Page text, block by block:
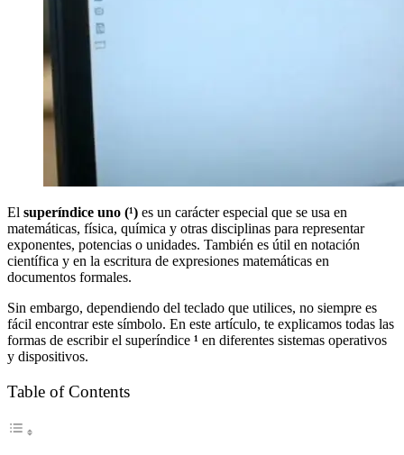
El superíndice uno (¹) es un carácter especial que se usa en
matemáticas, física, química y otras disciplinas para representar
exponentes, potencias o unidades. También es útil en notación
científica y en la escritura de expresiones matemáticas en
documentos formales.
Sin embargo, dependiendo del teclado que utilices, no siempre es
fácil encontrar este símbolo. En este artículo, te explicamos todas las
formas de escribir el superíndice ¹ en diferentes sistemas operativos
y dispositivos.
Table of Contents